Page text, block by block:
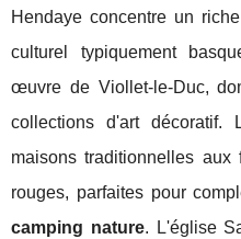
Hendaye concentre un
culturel typiquement
œuvre de Viollet-le-Duc,
collections d'art
maisons traditionnelles
rouges, parfaites pour
camping nature. L'église